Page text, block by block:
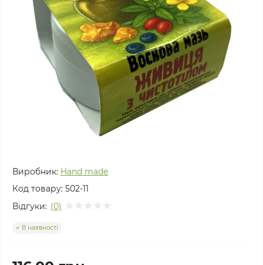
Виробник: Hand made
Код товару: 502-11
Відгуки: (0)
В наявності